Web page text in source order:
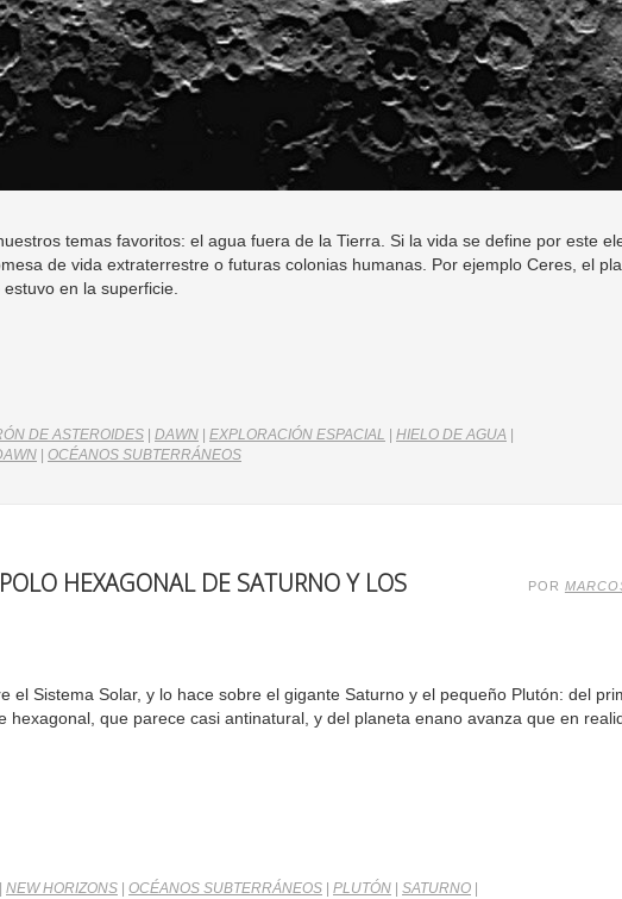
temas favoritos: el agua fuera de la Tierra. Si la vida se define por este
de vida extraterrestre o futuras colonias humanas. Por ejemplo Ceres, el
en la superficie.
DE ASTEROIDES DAWN EXPLORACIÓN ESPACIAL HIELO DE AGUA
OCÉANOS SUBTERRÁNEOS
HEXAGONAL DE SATURNO Y LOS
POR
el Sistema Solar, y lo hace sobre el gigante Saturno y el pequeño Plutón: del
hexagonal, que parece casi antinatural, y del planeta enano avanza que en
NEW HORIZONS OCÉANOS SUBTERRÁNEOS PLUTÓN SATURNO